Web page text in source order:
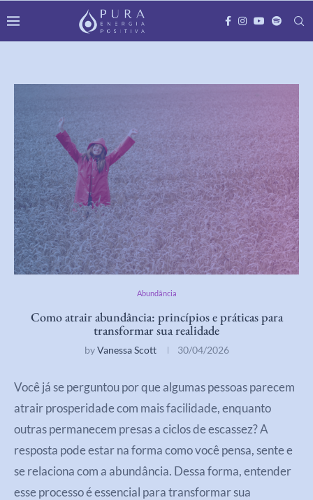
Abundância
Como atrair abundância: princípios e práticas para
transformar sua realidade
byVanessa Scott 30/04/2026
Você já se perguntou por que algumas pessoas parecem
atrair prosperidade com mais facilidade, enquanto
outras permanecem presas a ciclos de escassez? A
resposta pode estar na forma como você pensa, sente e
se relaciona com a abundância. Dessa forma, entender
esse processo é essencial para transformar sua